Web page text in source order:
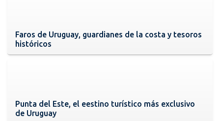
Faros de Uruguay, guardianes de la costa y tesoros
históricos
Punta del Este, el eestino turístico más exclusivo
de Uruguay